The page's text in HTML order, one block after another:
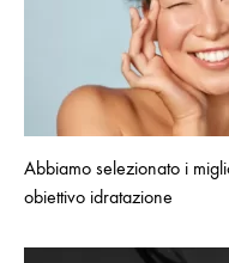
Abbiamo selezionato i
obiettivo idratazione